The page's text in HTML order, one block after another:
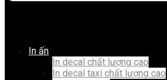
In ấn
In decal chất lượng cao
In decal taxi chất lượng cao